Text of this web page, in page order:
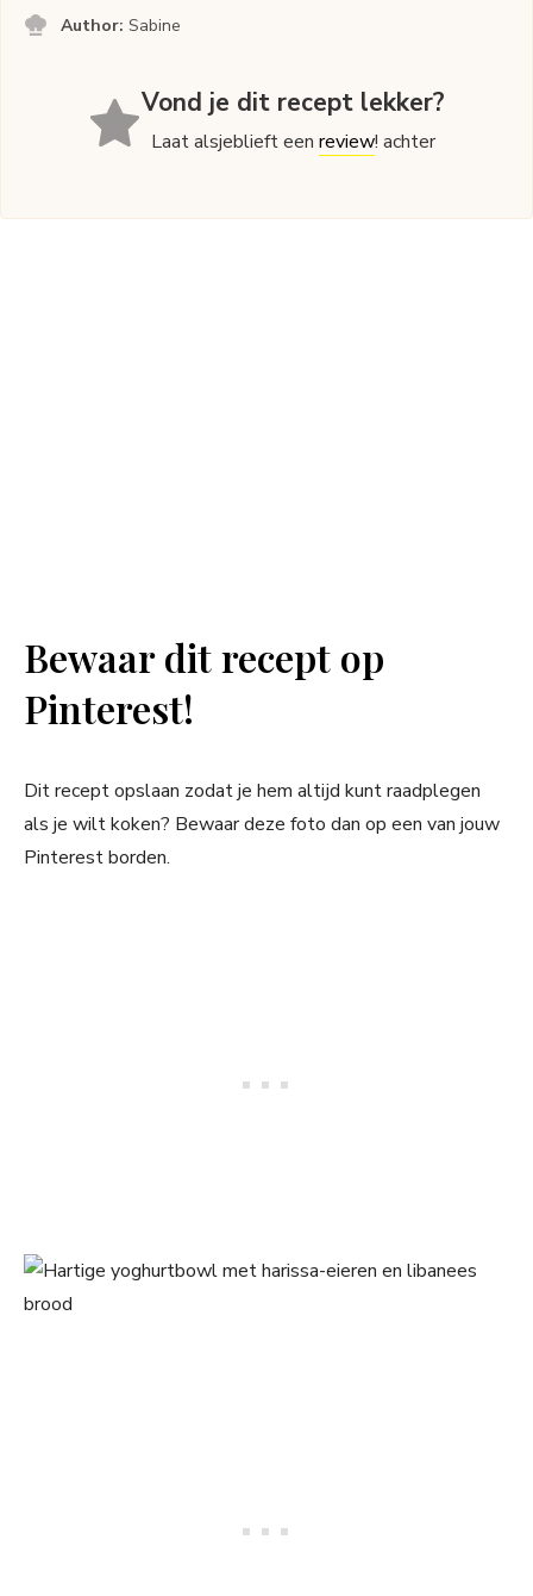
Author:Sabine
Vond je dit recept lekker?
Laat alsjeblieft eenreview! achter
Bewaar dit recept op
Pinterest!
Dit recept opslaan zodat je hem altijd kunt raadplegen
als je wilt koken? Bewaar deze foto dan op een van jouw
Pinterest borden.